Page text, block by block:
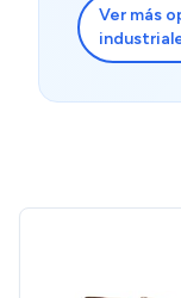
Ver más